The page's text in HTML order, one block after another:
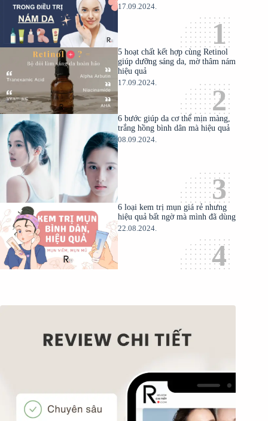
17.09.2024.
5 hoạt chất kết hợp cùng Retinol
giúp dưỡng sáng da, mờ thâm nám
hiệu quả
17.09.2024.
6 bước giúp da cơ thể mịn màng,
trắng hồng bình dân mà hiệu quả
08.09.2024.
6 loại kem trị mụn giá rẻ nhưng
hiệu quả bất ngờ mà mình đã dùng
22.08.2024.